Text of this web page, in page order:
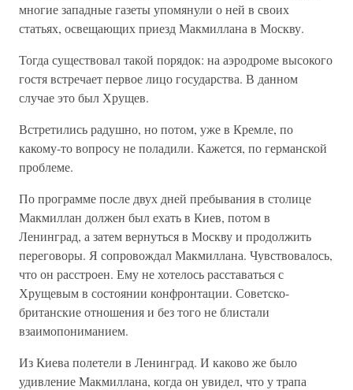
многие западные газеты упомянули о ней в своих
статьях, освещающих приезд Макмиллана в Москву.
Тогда существовал такой порядок: на аэродроме высокого
гостя встречает первое лицо государства. В данном
случае это был Хрущев.
Встретились радушно, но потом, уже в Кремле, по
какому-то вопросу не поладили. Кажется, по германской
проблеме.
По программе после двух дней пребывания в столице
Макмиллан должен был ехать в Киев, потом в
Ленинград, а затем вернуться в Москву и продолжить
переговоры. Я сопровождал Макмиллана. Чувствовалось,
что он расстроен. Ему не хотелось расставаться с
Хрущевым в состоянии конфронтации. Советско-
британские отношения и без того не блистали
взаимопониманием.
Из Киева полетели в Ленинград. И каково же было
удивление Макмиллана, когда он увидел, что у трапа